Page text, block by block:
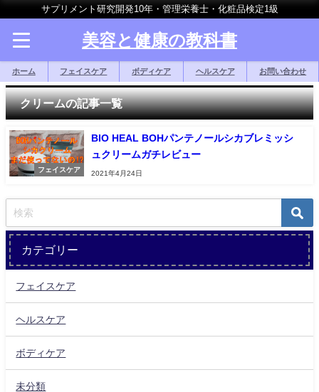
サプリメント研究開発10年・管理栄養士・化粧品検定1級
美容と健康の教科書
ホーム フェイスケア ボディケア ヘルスケア お問い合わせ
クリームの記事一覧
フェイスケア
BIO HEAL BOHパンテノールシカブレミッシ
ュクリームガチレビュー
2021年4月24日
カテゴリー
フェイスケア
ヘルスケア
ボディケア
未分類